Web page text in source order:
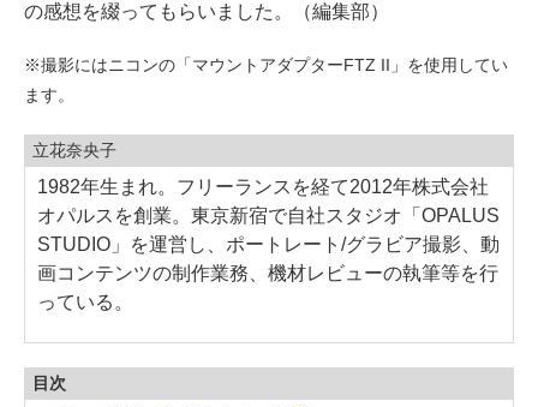
の感想を綴ってもらいました。（編集部）
※撮影にはニコンの「マウントアダプターFTZ II」を使用してい
ます。
立花奈央子
1982年生まれ。フリーランスを経て2012年株式会社
オパルスを創業。東京新宿で自社スタジオ「OPALUS
STUDIO」を運営し、ポートレート/グラビア撮影、動
画コンテンツの制作業務、機材レビューの執筆等を行
っている。
目次